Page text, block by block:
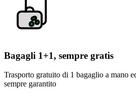
Bagagli 1+1, sempre gratis
Trasporto gratuito di 1 bagaglio a mano
sempre garantito